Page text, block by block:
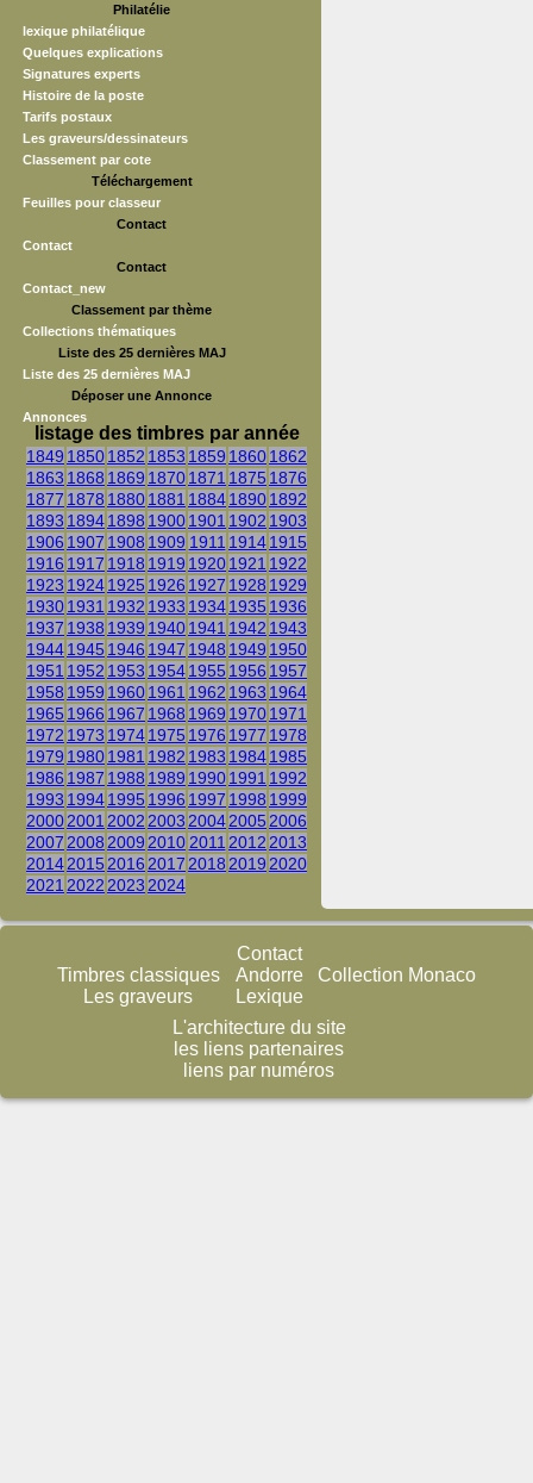
Philatélie
lexique philatélique
Quelques explications
Signatures experts
Histoire de la poste
Tarifs postaux
Les graveurs/dessinateurs
Classement par cote
Téléchargement
Feuilles pour classeur
Contact
Contact
Contact
Contact_new
Classement par thème
Collections thématiques
Liste des 25 dernières MAJ
Liste des 25 dernières MAJ
Déposer une Annonce
Annonces
listage des timbres par année
1849 18501852 1853 1859 18601862
1863 1868 1869 18701871 1875 1876
1877 1878 18801881 188418901892
1893 18941898 19001901 1902 1903
1906 1907 1908 1909 1911 19141915
1916 1917 1918 1919 19201921 1922
1923 19241925 1926 1927 1928 1929
19301931 1932 1933 19341935 1936
1937 1938 1939 19401941 1942 1943
19441945 1946 1947 1948 1949 1950
1951 1952 1953 19541955 1956 1957
1958 1959 19601961 1962 1963 1964
1965 1966 1967 1968 1969 19701971
1972 1973 19741975 1976 1977 1978
1979 19801981 1982 1983 19841985
1986 1987 1988 1989 19901991 1992
1993 19941995 1996 1997 1998 1999
20002001 2002 2003 20042005 2006
2007 2008 2009 2010 2011 2012 2013
20142015 2016 2017 2018 2019 2020
2021 2022 2023 2024
Timbres classiques
Les graveurs
Contact
Andorre
Lexique
Collection Monaco
L'architecture du site
les liens partenaires
liens par numéros